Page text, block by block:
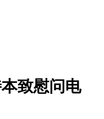
致慰问电